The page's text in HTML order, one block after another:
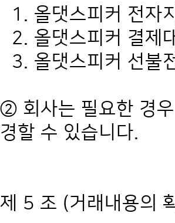
1. 올댓스피커 전자
2. 올댓스피커 결제
3. 올댓스피커 선불
② 회사는 필요한 경
경할 수 있습니다.
제 5 조 (거래내용의